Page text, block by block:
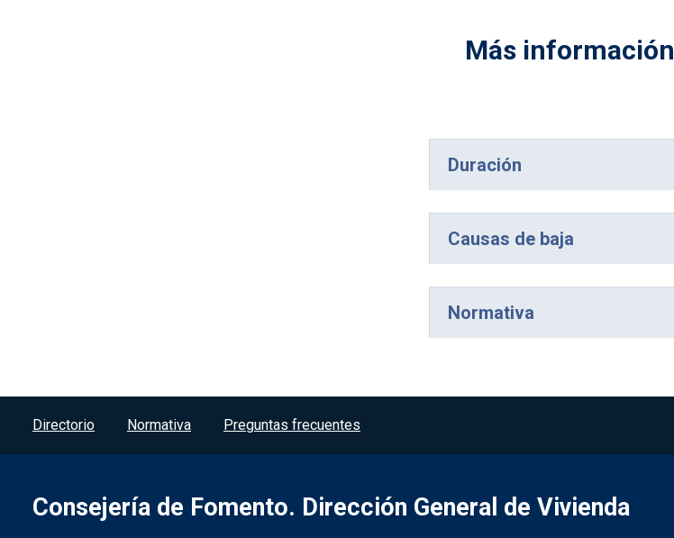
Más información
Duración
Causas de baja
Normativa
Menú del pie
Directorio Normativa Preguntas frecuentes
Consejería de Fomento. Dirección General de Vivienda